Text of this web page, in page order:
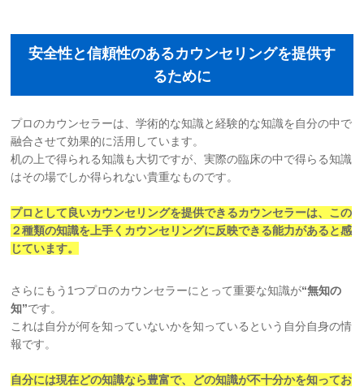
安全性と信頼性のあるカウンセリングを提供す
るために
プロのカウンセラーは、学術的な知識と経験的な知識を自分の中で
融合させて効果的に活用しています。
机の上で得られる知識も大切ですが、実際の臨床の中で得らる知識
はその場でしか得られない貴重なものです。
プロとして良いカウンセリングを提供できるカウンセラーは、この
２種類の知識を上手くカウンセリングに反映できる能力があると感
じています。
さらにもう1つプロのカウンセラーにとって重要な知識が“無知の
知”です。
これは自分が何を知っていないかを知っているという自分自身の情
報です。
自分には現在どの知識なら豊富で、どの知識が不十分かを知ってお